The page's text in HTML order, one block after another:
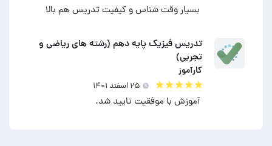
بسیار وقت شناس و کیفیت تدریس هم بالا
تدریس فیزیک پایه دهم (رشته های ریاضی و
تجربی)
کارآموز
۲۵ اسفند ۱۴۰۱
آموزش با موفقیت تایید شد.